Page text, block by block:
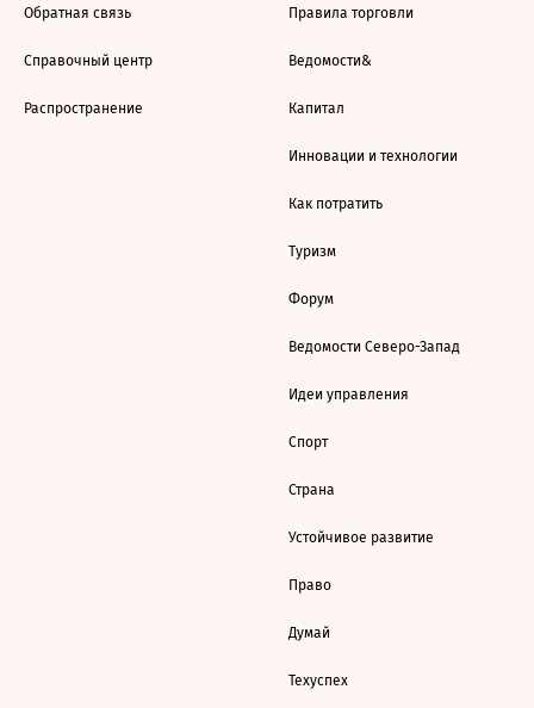
Обратная связь
Справочный центр
Распространение
Правила торговли
Ведомости&
Капитал
Инновации и технологии
Как потратить
Туризм
Форум
Ведомости Северо-Запад
Идеи управления
Спорт
Страна
Устойчивое развитие
Право
Думай
Техуспех